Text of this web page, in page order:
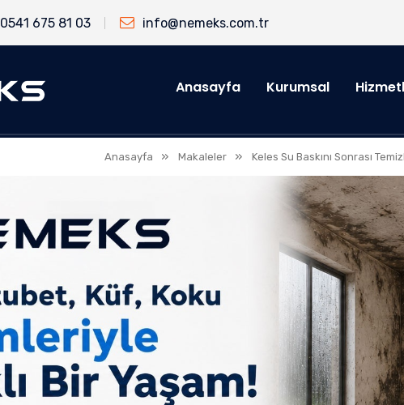
0541 675 81 03 info@nemeks.com.tr
Anasayfa Kurumsal
Anasayfa » Makaleler » Keles Su Baskını Sonrası